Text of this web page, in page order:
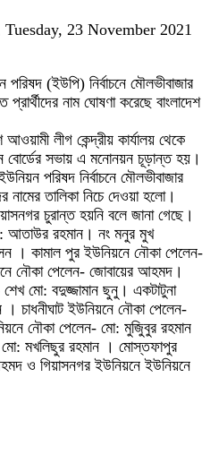
23 November 2021
পরিষদ (ইউপি) নির্বাচনে মৌলভীবাজার
নাম ঘোষণা করেছে বাংলাদেশ
লীগ কেন্দ্রীয় কার্যালয় থেকে
বোর্ডের সভায় এ মনোনয়ন চূড়ান্ত হয়।
পরিষদ নির্বাচনে মৌলভীবাজার
নামের তালিকা নিচে দেওয়া হলো।
চুরান্ত হয়নি বলে জানা গেছে।
আতাউর রহমান। নং মনুর মুখ
। কামাল পুর ইউনিয়নে নৌকা পেলেন-
নৌকা পেলেন- জোবায়ের আহমদ।
মো: বদুজ্জামান ছুনু। একটাটুনা
চাধনীঘাট ইউনিয়নে নৌকা পেলেন-
নৌকা পেলেন- মো: মুজিুবুর রহমান
মখলিছুর রহমান । মোস্তফাপুর
ও গিয়াসনগর ইউনিয়নে ইউনিয়নে